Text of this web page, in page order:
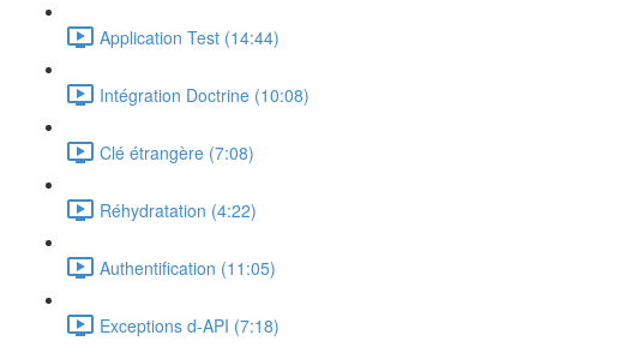
Application Test (14:44)
Intégration Doctrine (10:08)
Clé étrangère (7:08)
Réhydratation (4:22)
Authentification (11:05)
Exceptions d-API (7:18)